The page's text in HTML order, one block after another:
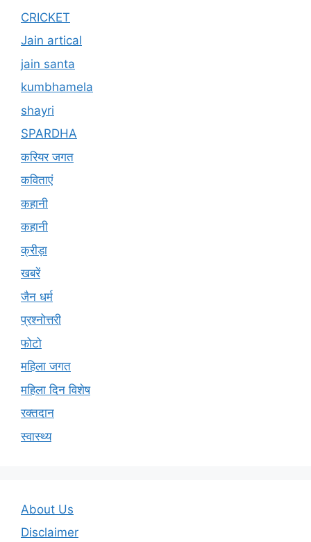
CRICKET
Jain artical
jain santa
kumbhamela
shayri
SPARDHA
करियर जगत
कविताएं
कहानी
कहानी
क्रीड़ा
खबरें
जैन धर्म
प्रश्नोत्तरी
फोटो
महिला जगत
महिला दिन विशेष
रक्तदान
स्वास्थ्य
About Us
Disclaimer